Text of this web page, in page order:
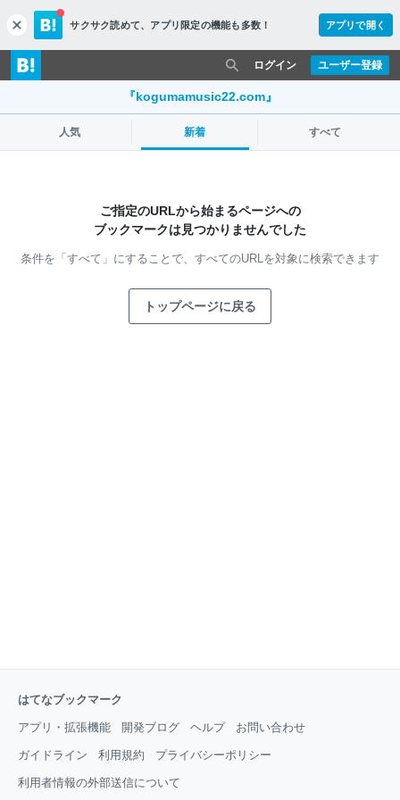
c
l
o
s
サクサク読めて、 アプリ限定の機能も多数！ アプリで開く
ユーザー登録
ログイン
『kogumamusic22.com』
人気 新着 すべて
ご指定のURLから始まるページへの
ブックマークは見つかりませんでした
条件を「すべて」にすることで、 すべてのURLを対象に検索できます
トップページに戻る
はてなブックマーク
アプリ・拡張機能 開発ブログ ヘルプ お問い合わせ
ガイドライン 利用規約 プライバシーポリシー
利用者情報の外部送信について